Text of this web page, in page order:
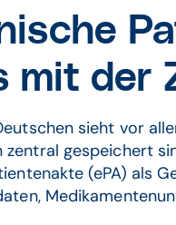
mit
sieht vor
gespeichert
(ePA) als